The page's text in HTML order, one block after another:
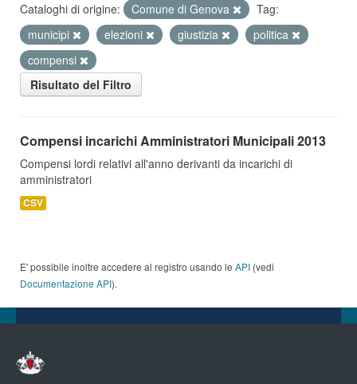
Cataloghi di origine:
Comune di Genova
Tag:
municipi
elezioni giustizia
politica
compensi
Risultato del Filtro
Compensi incarichi Amministratori Municipali 2013
Compensi lordi relativi all'anno derivanti da incarichi di
amministratori
CSV
E' possibile inoltre accedere al registro usando le API (vedi
Documentazione API).